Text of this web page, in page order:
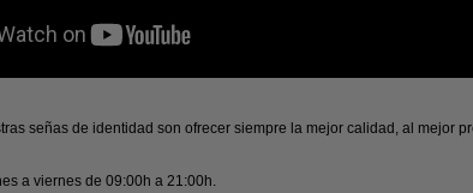
señas de identidad son ofrecer siempre la mejor calidad, al mejor
a viernes de 09:00h a 21:00h.